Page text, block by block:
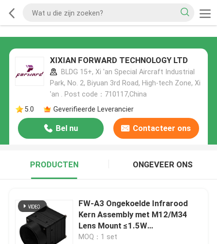
XIXIAN FORWARD TECHNOLOGY LTD
BLDG 15+, Xi 'an Special Aircraft Industrial
Park, No. 2, Biyuan 3rd Road, High-tech Zone, Xi
'an . Post code：710117,China
5.0
Geverifieerde Leverancier
Bel nu Contacteer ons
PRODUCTEN ONGEVEER ONS
FW-A3 Ongekoelde Infrarood
Kern Assembly met M12/M34
Lens Mount ≤1.5W
Stroomverbruik en 8μm -14μm
MOQ：1 set